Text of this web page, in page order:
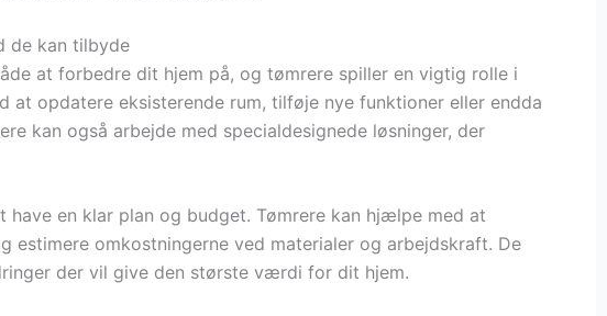
de kan tilbyde
at forbedre dit hjem på, og tømrere spiller en vigtig rolle i
at opdatere eksisterende rum, tilføje nye funktioner eller endda
kan også arbejde med specialdesignede løsninger, der
have en klar plan og budget. Tømrere kan hjælpe med at
estimere omkostningerne ved materialer og arbejdskraft. De
der vil give den største værdi for dit hjem.